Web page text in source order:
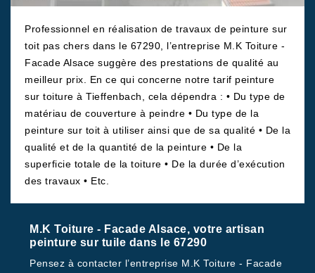
Professionnel en réalisation de travaux de peinture sur
toit pas chers dans le 67290, l’entreprise M.K Toiture -
Facade Alsace suggère des prestations de qualité au
meilleur prix. En ce qui concerne notre tarif peinture
sur toiture à Tieffenbach, cela dépendra : • Du type de
matériau de couverture à peindre • Du type de la
peinture sur toit à utiliser ainsi que de sa qualité • De la
qualité et de la quantité de la peinture • De la
superficie totale de la toiture • De la durée d’exécution
des travaux • Etc.
M.K Toiture - Facade Alsace, votre artisan
peinture sur tuile dans le 67290
Pensez à contacter l’entreprise M.K Toiture - Facade